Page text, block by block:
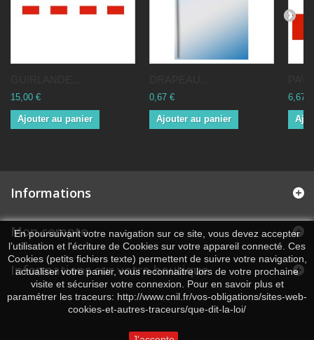
15,00 €
Ajouter au panier
0,67 €
Ajouter au panier
6,67 €
Informations
Mon compte
Informations sur votre boutique
En poursuivant votre navigation sur ce site, vous devez accepter
l’utilisation et l'écriture de Cookies sur votre appareil connecté. Ces
Cookies (petits fichiers texte) permettent de suivre votre navigation,
actualiser votre panier, vous reconnaitre lors de votre prochaine
visite et sécuriser votre connexion. Pour en savoir plus et
paramétrer les traceurs: http://www.cnil.fr/vos-obligations/sites-web-
cookies-et-autres-traceurs/que-dit-la-loi/